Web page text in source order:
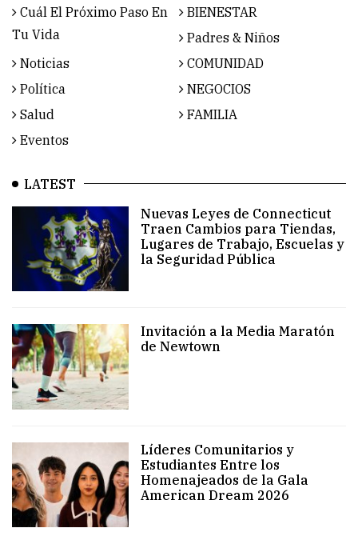
Cuál El Próximo Paso En
Tu Vida
BIENESTAR
Padres & Niños
Noticias
COMUNIDAD
Política
NEGOCIOS
Salud
FAMILIA
Eventos
LATEST
Nuevas Leyes de Connecticut
Traen Cambios para Tiendas,
Lugares de Trabajo, Escuelas y
la Seguridad Pública
Invitación a la Media Maratón
de Newtown
Líderes Comunitarios y
Estudiantes Entre los
Homenajeados de la Gala
American Dream 2026